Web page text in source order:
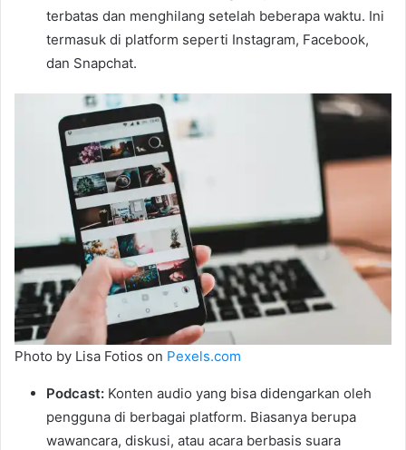
terbatas dan menghilang setelah beberapa waktu. Ini
termasuk di platform seperti Instagram, Facebook,
dan Snapchat.
Photo by Lisa Fotios on Pexels.com
Podcast: Konten audio yang bisa didengarkan oleh
pengguna di berbagai platform. Biasanya berupa
wawancara, diskusi, atau acara berbasis suara